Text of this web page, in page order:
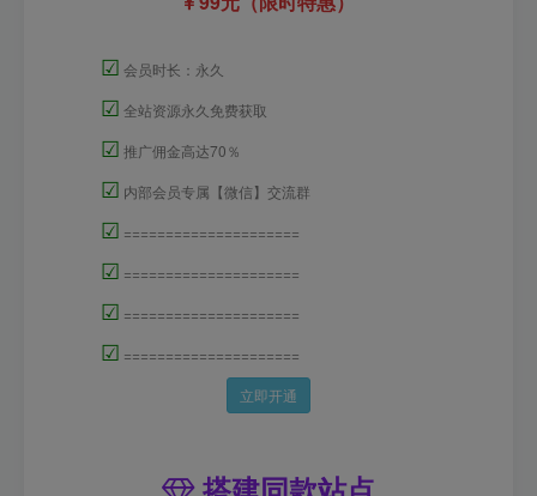
☑ 会员时长：永久
☑ 全站资源永久免费获取
☑ 推广佣金高达70％
☑ 内部会员专属【微信】交流群
☑ =====================
☑ =====================
☑ =====================
☑ =====================
立即开通